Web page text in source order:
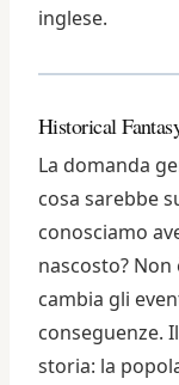
inglese.
Historical
La domanda
cosa sarebbe
conosciamo
nascosto?
cambia gli
conseguenze.
storia: la